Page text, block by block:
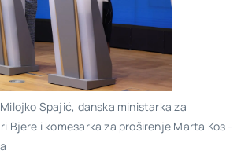
Spajić, danska ministarka za
Bjere i komesarka za proširenje Marta Kos -